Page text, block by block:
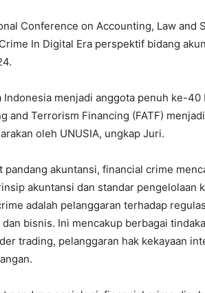
Conference on Accounting, Law and
In Digital Era perspektif bidang
Indonesia menjadi anggota penuh ke-
and Terrorism Financing (FATF)
oleh UNUSIA, ungkap Juri.
pandang akuntansi, financial crime
akuntansi dan standar pengelolaan
adalah pelanggaran terhadap
dan bisnis. Ini mencakup berbagai
trading, pelanggaran hak kekayaan